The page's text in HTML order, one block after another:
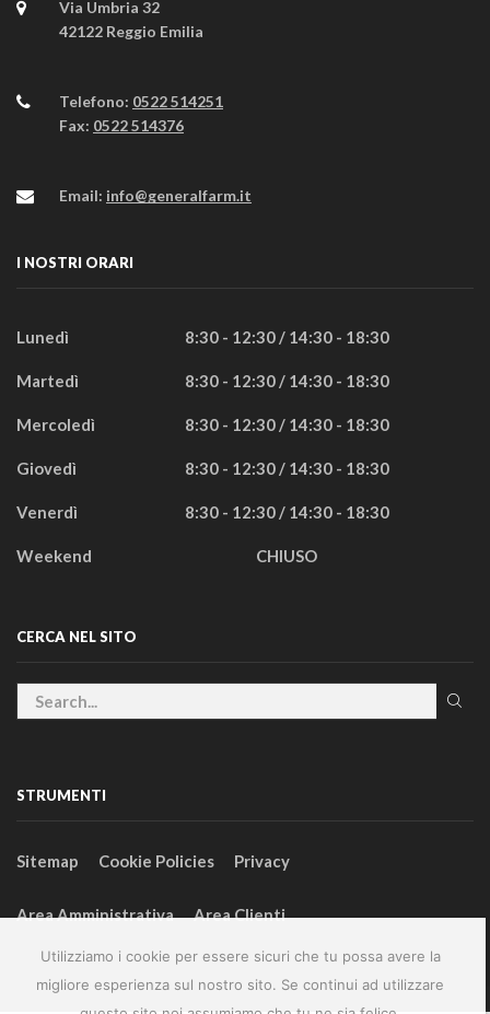
Utilizziamo i cookie per essere sicuri che tu possa avere la
migliore esperienza sul nostro sito. Se continui ad utilizzare
Via Umbria 32
42122 Reggio Emilia
Telefono: 0522 514251
Fax: 0522 514376
Email: info@generalfarm.it
I NOSTRI ORARI
Lunedì 8:30 - 12:30 / 14:30 - 18:30
Martedì 8:30 - 12:30 / 14:30 - 18:30
Mercoledì 8:30 - 12:30 / 14:30 - 18:30
Giovedì 8:30 - 12:30 / 14:30 - 18:30
Venerdì 8:30 - 12:30 / 14:30 - 18:30
Weekend CHIUSO
CERCA NEL SITO
STRUMENTI
Sitemap Cookie Policies Privacy
Area Amministrativa Area Clienti